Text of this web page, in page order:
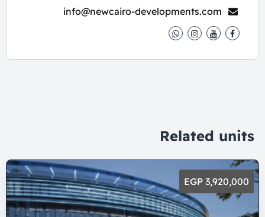
info@newcairo-developments.com
Related units
3,920,000 EGP